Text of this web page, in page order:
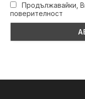
Продължавайки,
поверителност